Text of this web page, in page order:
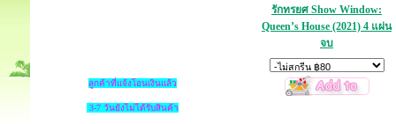
ลูกค้าที่แจ้งโอนเงินแล้ว
3-7 วันยังไม่ได้รับสินค้า
รักทรยศ Show Window:
Queen’s House (2021) 4 แผ่น
จบ